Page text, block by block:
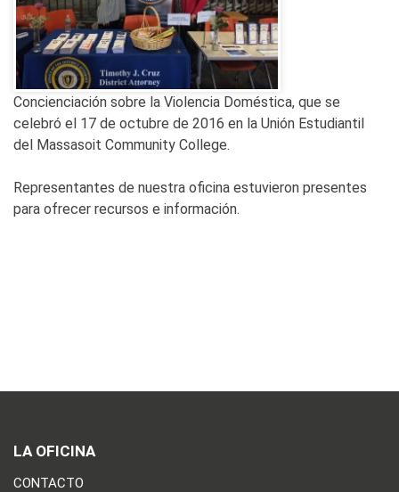
Concienciación sobre la Violencia Doméstica, que se
celebró el 17 de octubre de 2016 en la Unión Estudiantil
del Massasoit Community College.
Representantes de nuestra oficina estuvieron presentes
para ofrecer recursos e información.
LA OFICINA
CONTACTO